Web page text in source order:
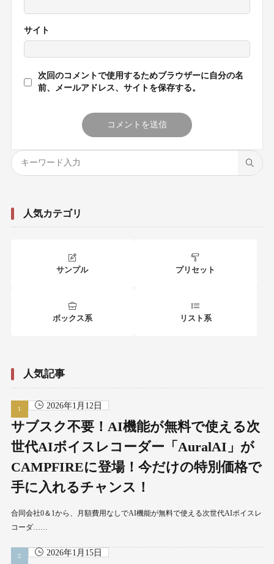
サイト
次回のコメントで使用するためブラウザーに自分の名
前、メールアドレス、サイトを保存する。
人気カテゴリ
サンプル プリセット
ボックス系 リスト系
人気記事
2026年1月12日
サブスク不要！AI機能が無料で使える次
世代AIボイスレコーダー「AuralAI」が
CAMPFIREに登場！今だけの特別価格で
手に入れるチャンス！
合同会社0＆1から、月額費用なしでAI機能が無料で使える次世代AIボイスレ
コーダ……
2026年1月15日